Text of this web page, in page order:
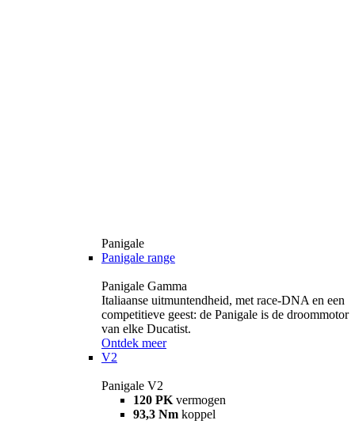
Panigale
Panigale range
Panigale Gamma
Italiaanse uitmuntendheid, met race-DNA en een
competitieve geest: de Panigale is de droommotor
van elke Ducatist.
Ontdek meer
V2
Panigale V2
120 PK vermogen
93,3 Nm koppel